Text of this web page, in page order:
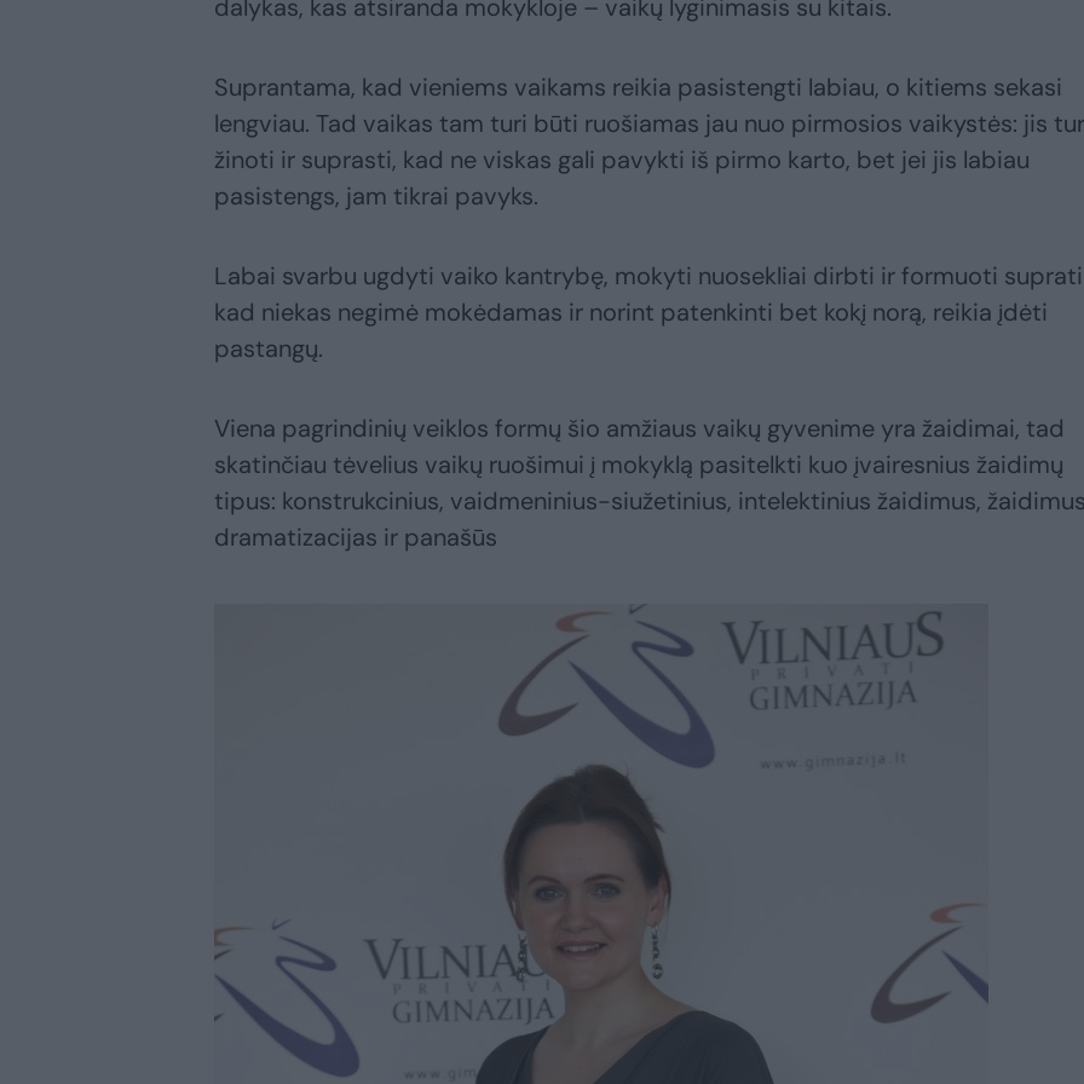
dalykas, kas atsiranda mokykloje – vaikų lyginimasis su kitais.
Suprantama, kad vieniems vaikams reikia pasistengti labiau, o kitiems sekasi
lengviau. Tad vaikas tam turi būti ruošiamas jau nuo pirmosios vaikystės: jis
žinoti ir suprasti, kad ne viskas gali pavykti iš pirmo karto, bet jei jis labiau
pasistengs, jam tikrai pavyks.
Labai svarbu ugdyti vaiko kantrybę, mokyti nuosekliai dirbti ir formuoti
kad niekas negimė mokėdamas ir norint patenkinti bet kokį norą, reikia įdėti
pastangų.
Viena pagrindinių veiklos formų šio amžiaus vaikų gyvenime yra žaidimai, tad
skatinčiau tėvelius vaikų ruošimui į mokyklą pasitelkti kuo įvairesnius žaidimų
tipus: konstrukcinius, vaidmeninius-siužetinius, intelektinius žaidimus,
dramatizacijas ir panašūs